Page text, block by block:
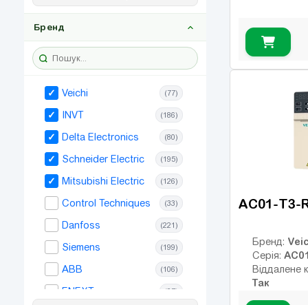
30
(27)
(25)
(26)
(22)
(15)
(14)
(12)
(11)
(8)
(7)
Бренд
Veichi (77)
INVT (186)
Delta Electronics (80)
Schneider Electric (195)
Mitsubishi Electric (126)
Control Techniques (33)
Danfoss (221)
Siemens (199)
ABB (106)
ENEXT (27)
AC01-T3-
Бренд:
Серія: AC01
Віддалене
Так